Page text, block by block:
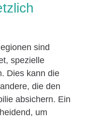
sind
spezielle
Dies kann die
die den
absichern. Ein
um